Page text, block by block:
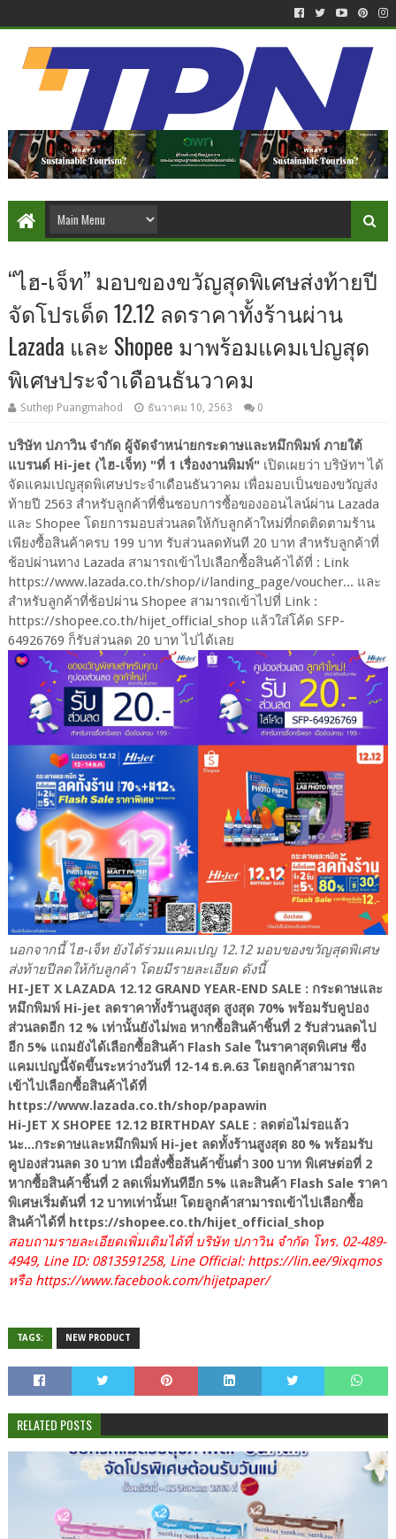
“ไฮ-เจ็ท” มอบของขวัญสุดพิเศษส่งท้ายปี
จัดโปรเด็ด 12.12 ลดราคาทั้งร้านผ่าน
Lazada และ Shopee มาพร้อมแคมเปญสุด
พิเศษประจำเดือนธันวาคม
Suthep Puangmahod ธันวาคม 10, 2563 0
บริษัท ปภาวิน จำกัด ผู้จัดจำหน่ายกระดาษและหมึกพิมพ์ ภายใต้
แบรนด์ Hi-jet (ไฮ-เจ็ท) "ที่ 1 เรื่องงานพิมพ์" เปิดเผยว่า บริษัทฯ ได้
จัดแคมเปญสุดพิเศษประจำเดือนธันวาคม เพื่อมอบเป็นของขวัญส่ง
ท้ายปี 2563 สำหรับลูกค้าที่ชื่นชอบการซื้อของออนไลน์ผ่าน Lazada
และ Shopee โดยการมอบส่วนลดให้กับลูกค้าใหม่ที่กดติดตามร้าน
เพียงซื้อสินค้าครบ 199 บาท รับส่วนลดทันที 20 บาท สำหรับลูกค้าที่
ช้อปผ่านทาง Lazada สามารถเข้าไปเลือกซื้อสินค้าได้ที่ : Link
https://www.lazada.co.th/shop/i/landing_page/voucher... และ
สำหรับลูกค้าที่ช้อปผ่าน Shopee สามารถเข้าไปที่ Link :
https://shopee.co.th/hijet_official_shop แล้วใส่โค้ด SFP-
64926769 ก็รับส่วนลด 20 บาท ไปได้เลย
นอกจากนี้ ไฮ-เจ็ท ยังได้ร่วมแคมเปญ 12.12 มอบของขวัญสุดพิเศษ
ส่งท้ายปีลดให้กับลูกค้า โดยมีรายละเอียด ดังนี้
HI-JET X LAZADA 12.12 GRAND YEAR-END SALE : กระดาษและ
หมึกพิมพ์ Hi-jet ลดราคาทั้งร้านสูงสุด สูงสุด 70% พร้อมรับคูปอง
ส่วนลดอีก 12 % เท่านั้นยังไม่พอ หากซื้อสินค้าชิ้นที่ 2 รับส่วนลดไป
อีก 5% แถมยังได้เลือกซื้อสินค้า Flash Sale ในราคาสุดพิเศษ ซึ่ง
แคมเปญนี้จัดขึ้นระหว่างวันที่ 12-14 ธ.ค.63 โดยลูกค้าสามารถ
เข้าไปเลือกซื้อสินค้าได้ที่
https://www.lazada.co.th/shop/papawin
Hi-JET X SHOPEE 12.12 BIRTHDAY SALE : ลดต่อไม่รอแล้ว
นะ...กระดาษและหมึกพิมพ์ Hi-jet ลดทั้งร้านสูงสุด 80 % พร้อมรับ
คูปองส่วนลด 30 บาท เมื่อสั่งซื้อส้นค้าขั้นต่ำ 300 บาท พิเศษต่อที่ 2
หากซื้อสินค้าชิ้นที่ 2 ลดเพิ่มทันทีอีก 5% และสินค้า Flash Sale ราคา
พิเศษเริ่มต้นที่ 12 บาทเท่านั้น!! โดยลูกค้าสามารถเข้าไปเลือกซื้อ
สินค้าได้ที่ https://shopee.co.th/hijet_official_shop
สอบถามรายละเอียดเพิ่มเติมได้ที่ บริษัท ปภาวิน จำกัด โทร. 02-489-
4949, Line ID: 0813591258, Line Official: https://lin.ee/9ixqmos
หรือ https://www.facebook.com/hijetpaper/
TAGS: NEW PRODUCT
RELATED POSTS